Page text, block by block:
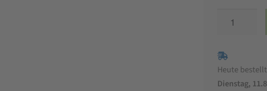
Birnbaum,
Menge
Heute
Dienstag,